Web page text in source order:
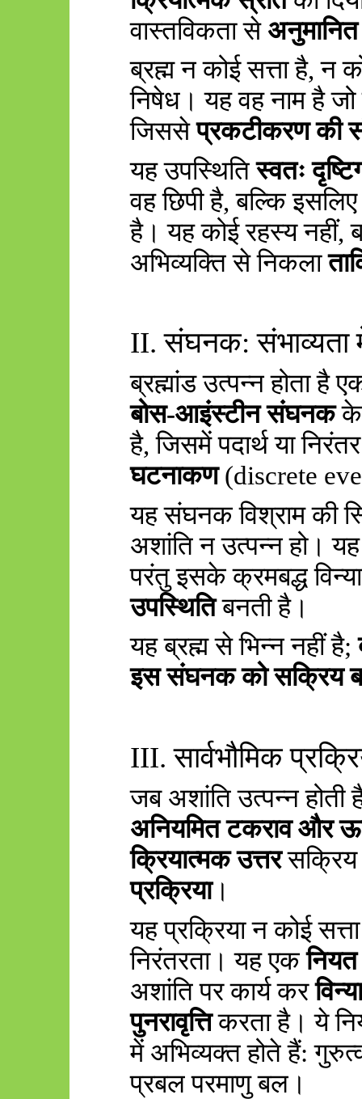
वास्तविकता से अनुमानित
ब्रह्म न कोई सत्ता है,न
निषेध। यह वह नाम है जो
जिससे प्रकटीकरण की
यह उपस्थिति स्वतः
वह छिपी है,बल्कि
है। यह कोई रहस्य नहीं,
अभिव्यक्ति से निकला
II.संघनक: संभाव्यता
ब्रह्मांड उत्पन्न होता है
बोस-आइंस्टीन संघनक
है,जिसमें पदार्थ या
घटनाकण(discrete
यह संघनक विश्राम की
अशांति न उत्पन्न हो।
परंतु इसके क्रमबद्ध
उपस्थिति बनती है।
यह ब्रह्म से भिन्न नहीं है;
इस संघनक को सक्रिय
III.सार्वभौमिक
जब अशांति उत्पन्न होती
अनियमित टकराव और
क्रियात्मक उत्तर सक्रिय
प्रक्रिया।
यह प्रक्रिया न कोई
निरंतरता। यह एक
अशांति पर कार्य कर
पुनरावृत्ति करता है। ये
में अभिव्यक्त होते हैं:
प्रबल परमाणु बल।